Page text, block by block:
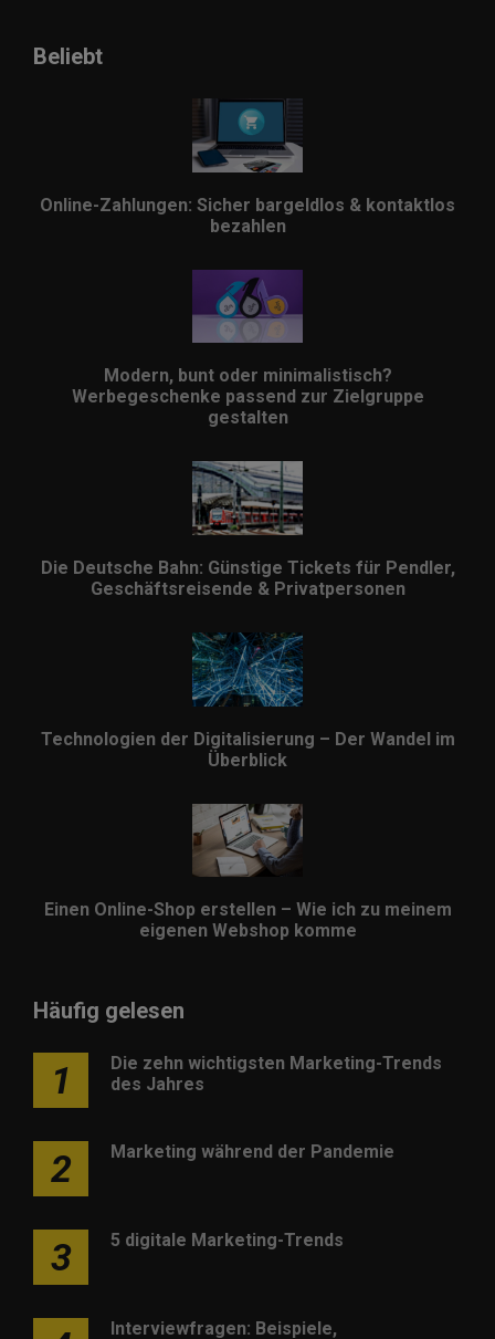
Beliebt
Online-Zahlungen: Sicher bargeldlos & kontaktlos
bezahlen
Modern, bunt oder minimalistisch?
Werbegeschenke passend zur Zielgruppe
gestalten
Die Deutsche Bahn: Günstige Tickets für Pendler,
Geschäftsreisende & Privatpersonen
Technologien der Digitalisierung – Der Wandel im
Überblick
Einen Online-Shop erstellen – Wie ich zu meinem
eigenen Webshop komme
Häufig gelesen
1
Die zehn wichtigsten Marketing-Trends
des Jahres
2 Marketing während der Pandemie
3 5 digitale Marketing-Trends
Interviewfragen: Beispiele,